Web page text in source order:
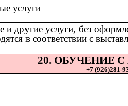
услуги
и другие услуги, без
в соответствии с
20. ОБУЧЕНИЕ
+7 (926)281-